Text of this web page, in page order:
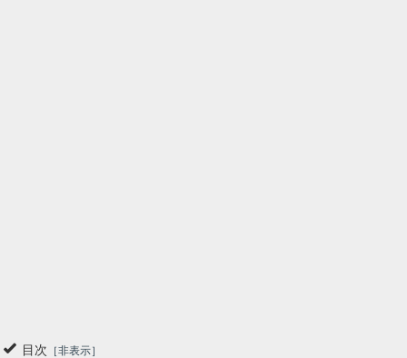
目次 非表示